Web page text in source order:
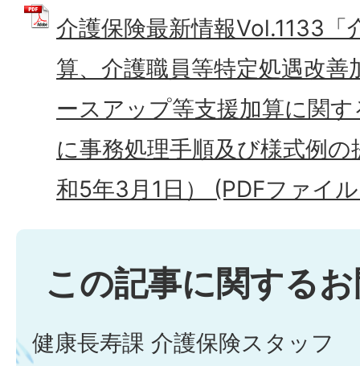
介護保険最新情報Vol.1133「
算、介護職員等特定処遇改善
ースアップ等支援加算に関
に事務処理手順及び様式例
和5年3月1日） (PDFファイ
この記事に関する
健康長寿課 介護保険スタッフ